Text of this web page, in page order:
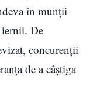
în munții
De
concurenții
de a câștiga